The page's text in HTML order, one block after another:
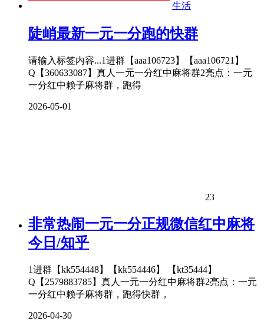
生活
陡峭最新一元一分跑的快群
请输入标签内容...1进群【aaa106723】【aaa106721】
Q【360633087】真人一元一分红中麻将群2亮点：一元
一分红中赖子麻将群，跑得
2026-05-01
23
非常热闹一元一分正规微信红中麻将
今日/知乎
1进群【kk554448】【kk554446】 【kt35444】
Q【2579883785】真人一元一分红中麻将群2亮点：一元
一分红中赖子麻将群，跑得快群，
2026-04-30